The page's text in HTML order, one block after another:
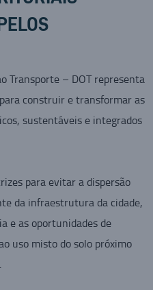
Transporte – DOT representa
construir e transformar as
sustentáveis e integrados
para evitar a dispersão
da infraestrutura da cidade,
e as oportunidades de
uso misto do solo próximo